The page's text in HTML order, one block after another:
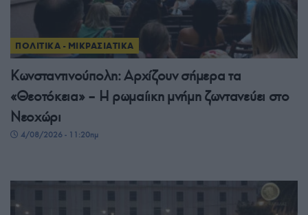
ΠΟΛΙΤΙΚΑ - ΜΙΚΡΑΣΙΑΤΙΚΑ
Κωνσταντινούπολη: Αρχίζουν σήμερα τα
«Θεοτόκεια» – Η ρωμαίικη μνήμη ζωντανεύει στο
Νεοχώρι
4/08/2026 - 11:20πμ